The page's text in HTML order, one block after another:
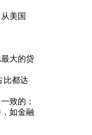
美国
大的贷
比都达
致的；
如金融